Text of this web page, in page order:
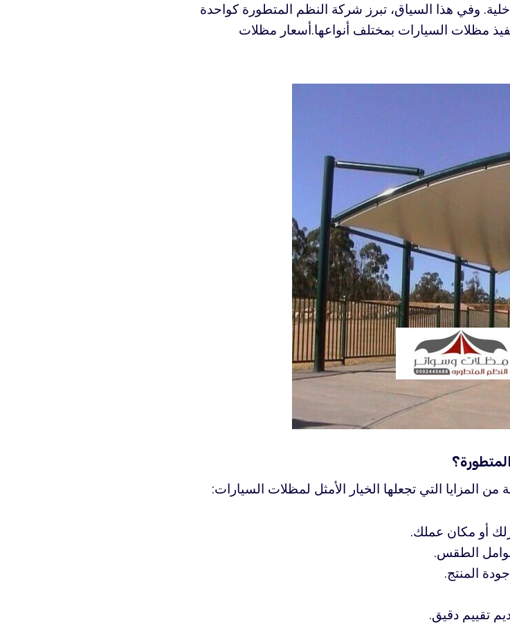
وفي هذا السياق، تبرز شركة النظم المتطورة كواحدة
مظلات السيارات بمختلف أنواعها.أسعار مظلات
المزايا التي تجعلها الخيار الأمثل لمظلات السيارات:
أو مكان عملك.
الطقس.
المنتج.
تقييم دقيق.